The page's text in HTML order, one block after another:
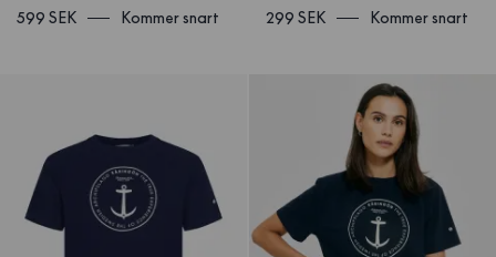
599 SEK
Kommer snart
299 SEK
Kommer snart